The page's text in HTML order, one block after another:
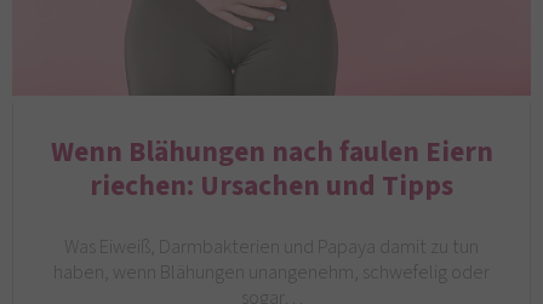
Wenn Blähungen nach faulen Eiern
riechen: Ursachen und Tipps
Was Eiweiß, Darmbakterien und Papaya damit zu tun
haben, wenn Blähungen unangenehm, schwefelig oder
sogar…